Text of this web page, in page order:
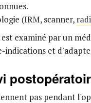
(IRM, scanner,
est examiné par un
et
pas pendant